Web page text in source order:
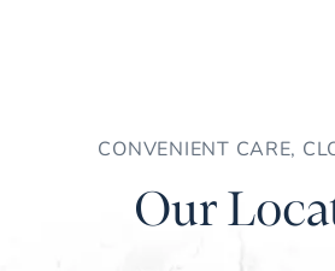
CONVENIENT CARE,
Our